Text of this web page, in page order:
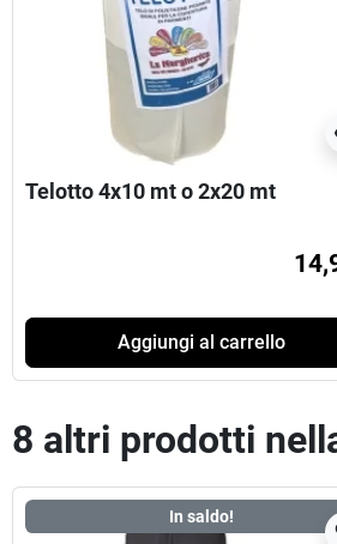
Telotto 4x10 mt o 2x20 mt
Aggiungi al carrello
8 altri prodotti
In saldo!